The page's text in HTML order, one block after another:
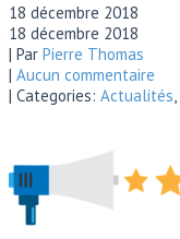
18 décembre 2018
18 décembre 2018
| Par Pierre Thomas
| Aucun commentaire
| Categories: Actualités